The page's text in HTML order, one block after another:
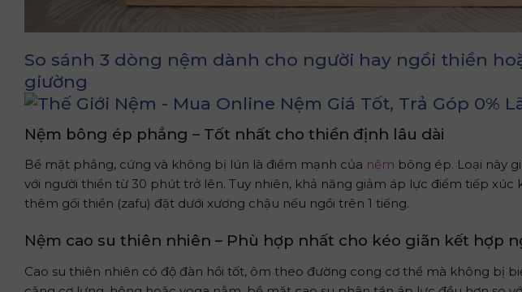
So sánh 3 dòng nệm dành cho người hay ngồi thiền
giường
Nệm bông ép phẳng – Tốt nhất cho thiền định lâu dài
Bề mặt phẳng, cứng và không bị lún là điểm mạnh của nệm bông ép. Loại này
với người thiền từ 30 phút trở lên. Tuy nhiên, khả năng giảm áp lực điểm tiếp xúc
thêm gối thiền (zafu) đặt dưới xương chậu nếu ngồi trên 1 tiếng.
Nệm cao su thiên nhiên – Phù hợp nhất cho kéo giãn kết hợp
Cao su thiên nhiên có độ đàn hồi tốt, ôm theo đường cong cơ thể mà không bị